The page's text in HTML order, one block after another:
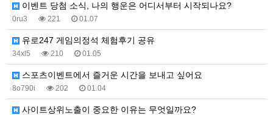
이벤트 당첨 소식, 나의 행운은 어디서부터 시작되나요?
0ru3 221 01.07
유로247 게임의정석 체험후기 공유
34xl5 210 01.05
스포츠이벤트에서 즐거운 시간을 보내고 싶어요
8o790i 202 01.04
사이트상위노출이 중요한 이유는 무엇일까요?